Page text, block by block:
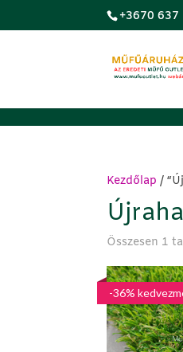
+3670 637
Kezdőlap /
Összesen 1
-36%